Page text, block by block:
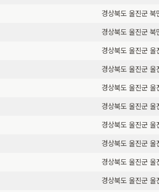
경상북도 울진군
경상북도 울진군
경상북도 울진군
경상북도 울진군
경상북도 울진군
경상북도 울진군
경상북도 울진군
경상북도 울진군
경상북도 울진군
경상북도 울진군